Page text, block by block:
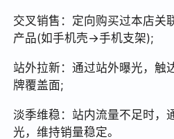
交叉销售：定向购买过本店关
产品(如手机壳→手机支架);
站外拉新：通过站外曝光，触
牌覆盖面;
淡季维稳：站内流量不足时，
光，维持销量稳定。